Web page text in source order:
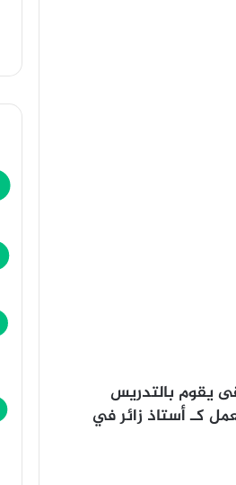
يقوم بالتدريس
كـ أستاذ زائر في